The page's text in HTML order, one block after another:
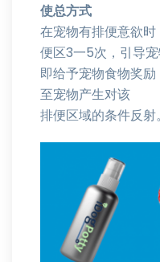
使总方式
在宠物有排便意欲
便区3一5次，引导
即给予宠物食物奖
至宠物产生对该
排便区域的条件反射。